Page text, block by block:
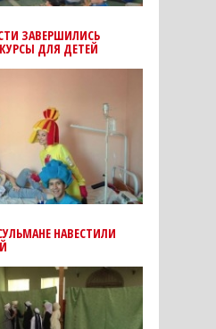
ЗАВЕРШИЛИСЬ
ДЛЯ ДЕТЕЙ
НАВЕСТИЛИ